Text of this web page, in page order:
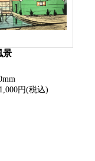
景
円(税込)